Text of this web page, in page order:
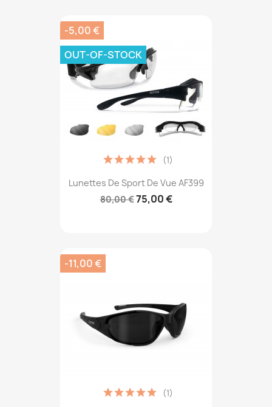
Lunettes De Sport De Vue AF399
80,00 €75,00 €
(1)
-5,00 €
OUT-OF-STOCK
(1)
-11,00 €